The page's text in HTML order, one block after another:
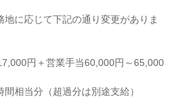
に応じて下記の通り変更がありま
円＋営業手当60,000円～65,000
相当分（超過分は別途支給）